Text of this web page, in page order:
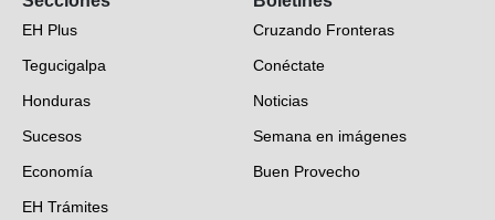
EH Plus
Tegucigalpa
Honduras
Sucesos
Economía
EH Trámites
Cruzando Fronteras
Conéctate
Noticias
Semana en imágenes
Buen Provecho